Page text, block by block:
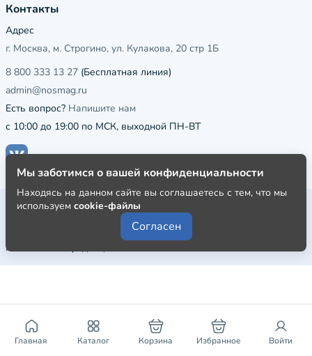
Главная Каталог Корзина Избранное Войти
Контакты
Адрес
г. Москва, м. Строгино, ул. Кулакова, 20 стр 1Б
8 800 333 13 27 (Бесплатная линия)
admin@nosmag.ru
Есть вопрос? Напишите нам
с 10:00 до 19:00 по МСК, выходной ПН-ВТ
Публичная оферта
Пользовательское соглашение
Политика конфиденциальности
Мы заботимся о вашей конфиденциальности
Находясь на данном сайте вы соглашаетесь с тем, что мы
используем cookie-файлы
Согласен